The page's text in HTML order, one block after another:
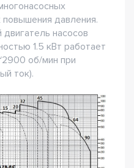
повышения давления.
насосов
1.5 кВт работает
об/мин при
ток).